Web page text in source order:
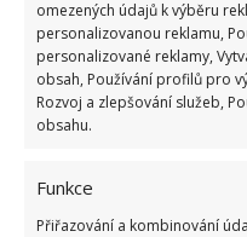
omezených údajů k výběru
personalizovanou reklamu,
personalizované reklamy,
obsah, Používání profilů pro
Rozvoj a zlepšování služeb,
obsahu.
Funkce
Přiřazování a kombinování
zlepšení práce